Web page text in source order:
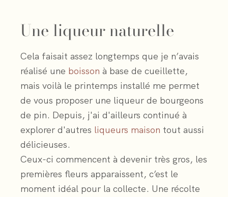
Une liqueur naturelle
Cela faisait assez longtemps que je n’avais
réalisé une boisson à base de cueillette,
mais voilà le printemps installé me permet
de vous proposer une liqueur de bourgeons
de pin. Depuis, j'ai d'ailleurs continué à
explorer d'autres liqueurs maison tout aussi
délicieuses.
Ceux-ci commencent à devenir très gros, les
premières fleurs apparaissent, c’est le
moment idéal pour la collecte. Une récolte